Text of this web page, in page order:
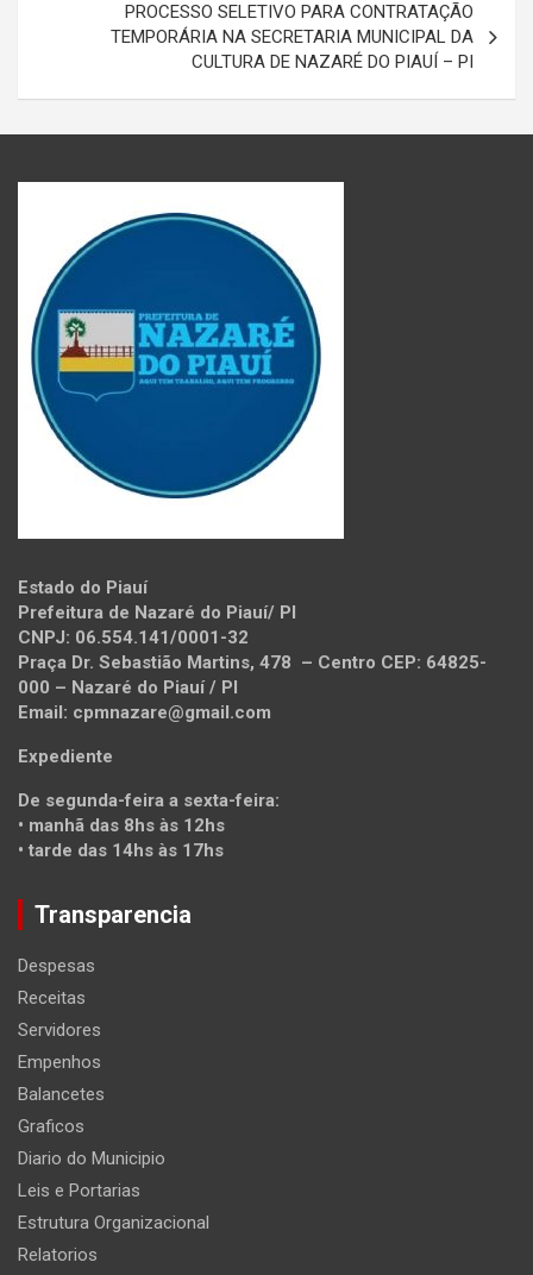
PROCESSO SELETIVO PARA CONTRATAÇÃO
TEMPORÁRIA NA SECRETARIA MUNICIPAL DA
CULTURA DE NAZARÉ DO PIAUÍ – PI
Estado do Piauí
Prefeitura de Nazaré do Piauí/ PI
CNPJ: 06.554.141/0001-32
Praça Dr. Sebastião Martins, 478 – Centro CEP: 64825-
000 – Nazaré do Piauí / PI
Email: cpmnazare@gmail.com
Expediente
De segunda-feira a sexta-feira:
• manhã das 8hs às 12hs
• tarde das 14hs às 17hs
Transparencia
Despesas
Receitas
Servidores
Empenhos
Balancetes
Graficos
Diario do Municipio
Leis e Portarias
Estrutura Organizacional
Relatorios